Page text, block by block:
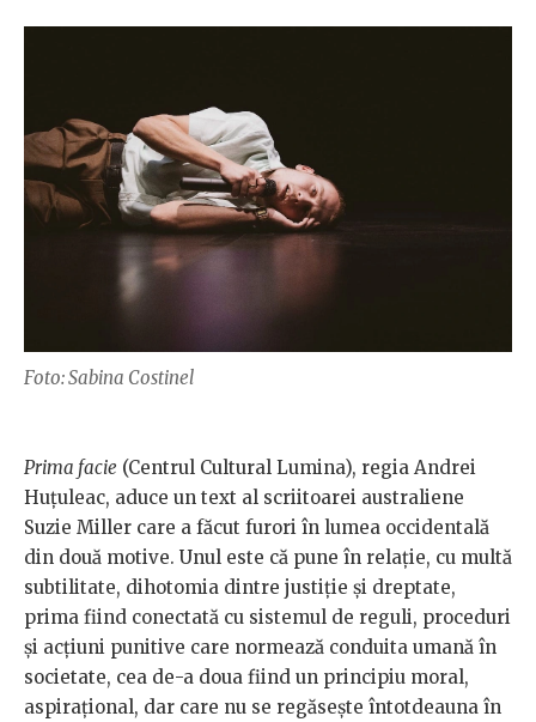
Foto: Sabina Costinel
Prima facie (Centrul Cultural Lumina), regia Andrei
Huțuleac, aduce un text al scriitoarei australiene
Suzie Miller care a făcut furori în lumea occidentală
din două motive. Unul este că pune în relație, cu multă
subtilitate, dihotomia dintre justiție și dreptate,
prima fiind conectată cu sistemul de reguli, proceduri
și acțiuni punitive care normează conduita umană în
societate, cea de-a doua fiind un principiu moral,
aspirațional, dar care nu se regăsește întotdeauna în